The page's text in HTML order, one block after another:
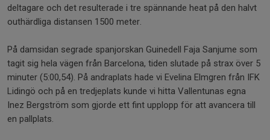
deltagare och det resulterade i tre spännande heat på den halvt
outhärdliga distansen 1500 meter.
På damsidan segrade spanjorskan Guinedell Faja Sanjume som
tagit sig hela vägen från Barcelona, tiden slutade på strax över 5
minuter (5:00,54). På andraplats hade vi Evelina Elmgren från IFK
Lidingö och på en tredjeplats kunde vi hitta Vallentunas egna
Inez Bergström som gjorde ett fint upplopp för att avancera till
en pallplats.